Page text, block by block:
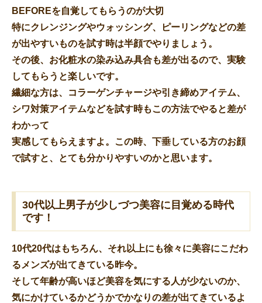
BEFOREを自覚してもらうのが大切
特にクレンジングやウォッシング、ピーリングなどの差
が出やすいものを試す時は半顔でやりましょう。
その後、お化粧水の染み込み具合も差が出るので、実験
してもらうと楽しいです。
繊細な方は、コラーゲンチャージや引き締めアイテム、
シワ対策アイテムなどを試す時もこの方法でやると差が
わかって
実感してもらえますよ。この時、下垂している方のお顔
で試すと、とても分かりやすいのかと思います。
30代以上男子が少しづつ美容に目覚める時代
です！
10代20代はもちろん、それ以上にも徐々に美容にこだわ
るメンズが出てきている昨今。
そして年齢が高いほど美容を気にする人が少ないのか、
気にかけているかどうかでかなりの差が出てきているよ